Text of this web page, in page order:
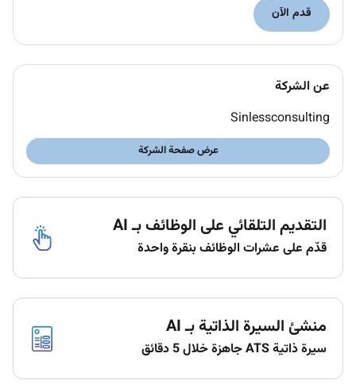
Transportation
Meals on duty
قدم الآن
عن الشركة
Sinlessconsulting
عرض صفحة الشركة
التقديم التلقائي على الوظائف بـ AI
قدّم على عشرات الوظائف بنقرة واحدة
منشئ السيرة الذاتية بـ AI
سيرة ذاتية ATS جاهزة خلال 5 دقائق